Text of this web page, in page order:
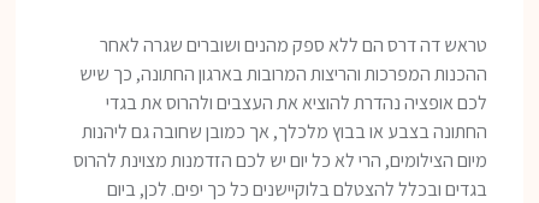
טראש דה דרס הם ללא ספק מהנים ושוברים שגרה לאחר
ההכנות המפרכות והריצות המרובות בארגון החתונה, כך שיש
לכם אופציה נהדרת להוציא את העצבים ולהרוס את בגדי
החתונה בצבע או בבוץ מלכלך, אך כמובן שחובה גם ליהנות
מיום הצילומים, הרי לא כל יום יש לכם הזדמנות מצוינת להרוס
בגדים ובכלל להצטלם בלוקיישנים כל כך יפים. לכן, ביום